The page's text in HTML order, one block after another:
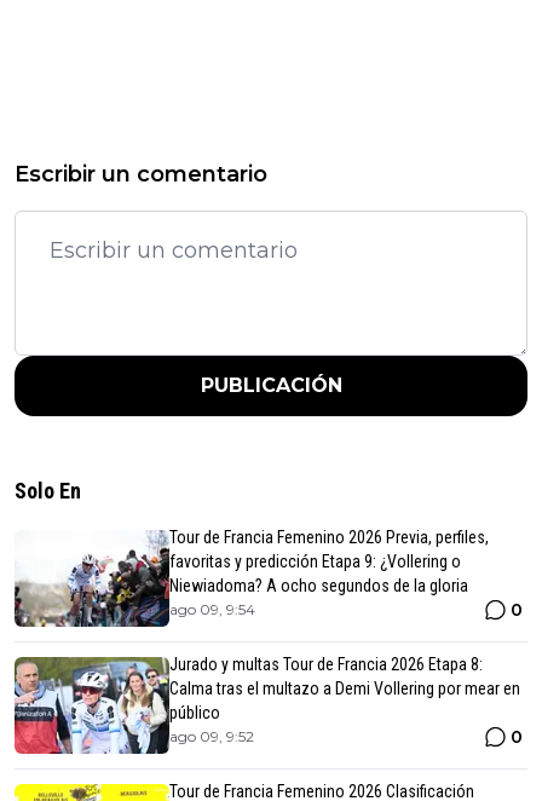
Escribir un comentario
PUBLICACIÓN
Solo En
Tour de Francia Femenino 2026 Previa, perfiles,
favoritas y predicción Etapa 9: ¿Vollering o
Niewiadoma? A ocho segundos de la gloria
ago 09, 9:54 0
Jurado y multas Tour de Francia 2026 Etapa 8:
Calma tras el multazo a Demi Vollering por mear en
público
ago 09, 9:52 0
Tour de Francia Femenino 2026 Clasificación